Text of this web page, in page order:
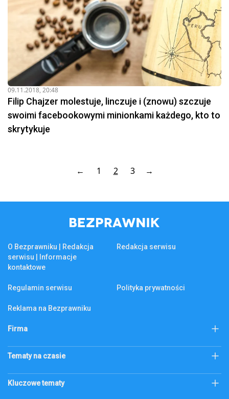
09.11.2018, 20:48
Filip Chajzer molestuje, linczuje i (znowu) szczuje
swoimi facebookowymi minionkami każdego, kto to
skrytykuje
← 1 2 3 →
O Bezprawniku | Redakcja
serwisu | Informacje
kontaktowe
Redakcja serwisu
Regulamin serwisu Polityka prywatności
Reklama na Bezprawniku
Firma
KSeF
Tematy na czasie
Złoto
Kluczowe tematy